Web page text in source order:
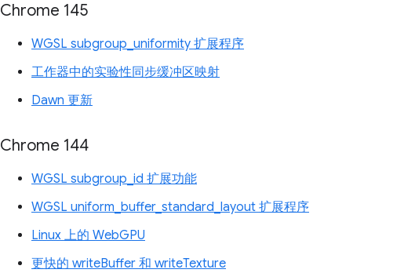
Chrome 145
WGSL subgroup_uniformity 扩展程序
工作器中的实验性同步缓冲区映射
Dawn 更新
Chrome 144
WGSL subgroup_id 扩展功能
WGSL uniform_buffer_standard_layout 扩展程序
Linux 上的 WebGPU
更快的 writeBuffer 和 writeTexture